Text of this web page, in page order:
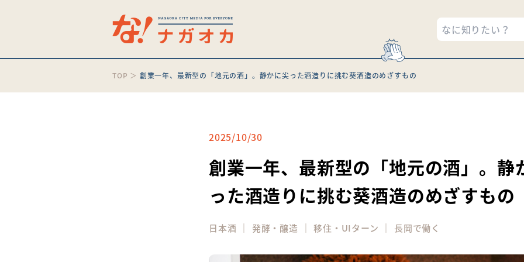
TOP ＞ 創業一年、最新型の「地元の酒」。静かに尖った酒造りに挑む葵酒造のめざすもの
2025/10/30
創業一年、最新型の「地元の酒」。静
った酒造りに挑む葵酒造のめざすもの
日本酒 ｜ 発酵・醸造 ｜移住・UIターン ｜ 長岡で働く